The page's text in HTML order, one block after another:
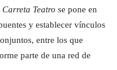
Carreta Teatro se pone en
y establecer vínculos
entre los que
parte de una red de